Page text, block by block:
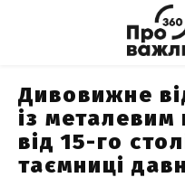
Дивовижне
із
від 15-го
таємниці